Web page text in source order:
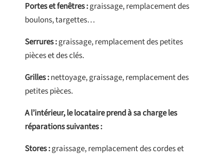
Portes et fenêtres :graissage, remplacement des
boulons, targettes…
Serrures :graissage, remplacement des petites
pièces et des clés.
Grilles :nettoyage, graissage, remplacement des
petites pièces.
A l’intérieur, le locataire prend à sa charge les
réparations suivantes :
Stores :graissage, remplacement des cordes et